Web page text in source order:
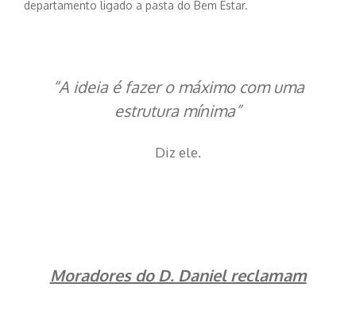
departamento ligado a pasta do Bem Estar.
“A ideia é fazer o máximo com uma
estrutura mínima”
Diz ele.
Moradores do D. Daniel reclamam